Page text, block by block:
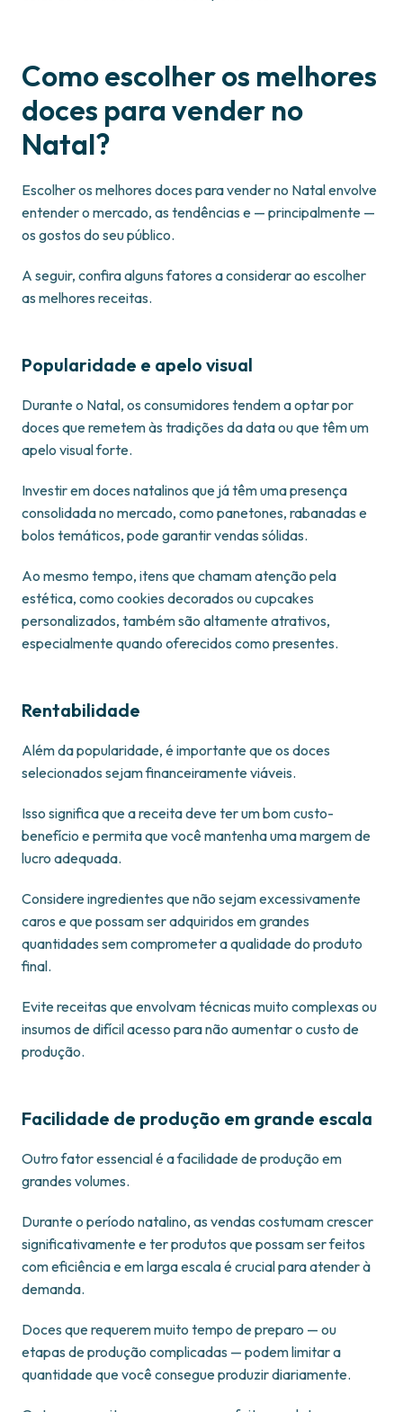
Como escolher os melhores
doces para vender no
Natal?
Escolher os melhores doces para vender no Natal envolve
entender o mercado, as tendências e — principalmente —
os gostos do seu público.
A seguir, confira alguns fatores a considerar ao escolher
as melhores receitas.
Popularidade e apelo visual
Durante o Natal, os consumidores tendem a optar por
doces que remetem às tradições da data ou que têm um
apelo visual forte.
Investir em doces natalinos que já têm uma presença
consolidada no mercado, como panetones, rabanadas e
bolos temáticos, pode garantir vendas sólidas.
Ao mesmo tempo, itens que chamam atenção pela
estética, como cookies decorados ou cupcakes
personalizados, também são altamente atrativos,
especialmente quando oferecidos como presentes.
Rentabilidade
Além da popularidade, é importante que os doces
selecionados sejam financeiramente viáveis.
Isso significa que a receita deve ter um bom custo-
benefício e permita que você mantenha uma margem de
lucro adequada.
Considere ingredientes que não sejam excessivamente
caros e que possam ser adquiridos em grandes
quantidades sem comprometer a qualidade do produto
final.
Evite receitas que envolvam técnicas muito complexas ou
insumos de difícil acesso para não aumentar o custo de
produção.
Facilidade de produção em grande escala
Outro fator essencial é a facilidade de produção em
grandes volumes.
Durante o período natalino, as vendas costumam crescer
significativamente e ter produtos que possam ser feitos
com eficiência e em larga escala é crucial para atender à
demanda.
Doces que requerem muito tempo de preparo — ou
etapas de produção complicadas — podem limitar a
quantidade que você consegue produzir diariamente.